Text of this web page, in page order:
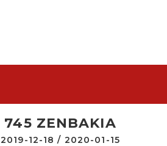
745 ZENBAKIA
2019-12-18 / 2020-01-15